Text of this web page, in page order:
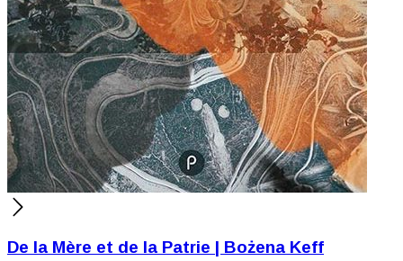
De la Mère et de la Patrie | Bożena Keff